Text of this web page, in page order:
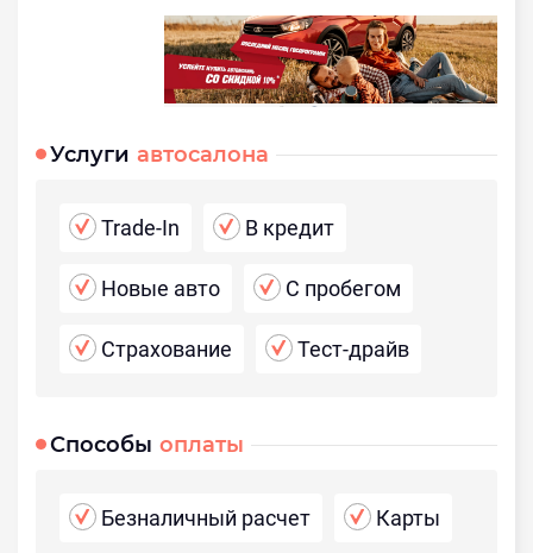
Услуги автосалона
Trade-In В кредит
Новые авто С пробегом
Страхование Тест-драйв
Способы оплаты
Безналичный расчет Карты